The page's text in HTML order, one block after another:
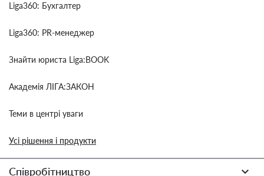
Liga360: Бухгалтер
Liga360: PR-менеджер
Знайти юриста Liga:BOOK
Академія ЛІГА:ЗАКОН
Теми в центрі уваги
Усі рішення і продукти
Співробітництво